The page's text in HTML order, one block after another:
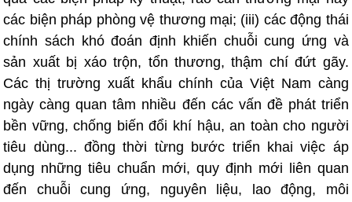
các biện pháp phòng vệ thương mại; (iii) các động thái
chính sách khó đoán định khiến chuỗi cung ứng và
sản xuất bị xáo trộn, tổn thương, thậm chí đứt gãy.
Các thị trường xuất khẩu chính của Việt Nam càng
ngày càng quan tâm nhiều đến các vấn đề phát triển
bền vững, chống biến đổi khí hậu, an toàn cho người
tiêu dùng... đồng thời từng bước triển khai việc áp
dụng những tiêu chuẩn mới, quy định mới liên quan
đến chuỗi cung ứng, nguyên liệu, lao động, môi